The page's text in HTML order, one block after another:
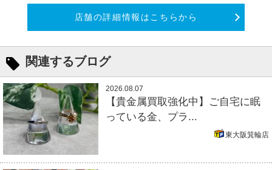
店舗の詳細情報はこちらから
関連するブログ
2026.08.07
【貴金属買取強化中】ご自宅に眠
っている金、プラ...
東大阪箕輪店